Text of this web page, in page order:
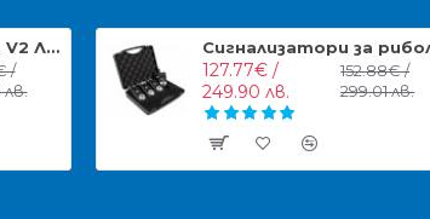
Boatman ACTOR Plus V2 Лодка за захранка с компас
/
лв.
127.77€ /
249.90 лв.
152.88€ /
299.01 лв.